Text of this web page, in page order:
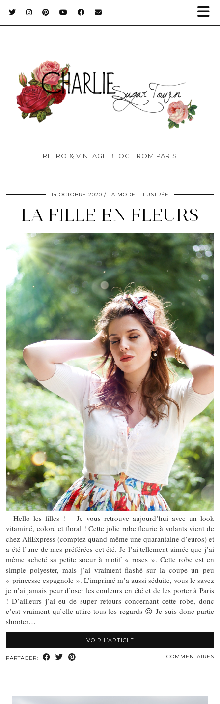
RETRO & VINTAGE BLOG FROM PARIS
14 OCTOBRE 2020 LA MODE ILLUSTRÉE
LA FILLE EN FLEURS
Hello les filles ! Je vous retrouve aujourd’hui avec un look
vitaminé, coloré et floral ! Cette jolie robe fleurie à volants vient de
chez AliExpress (comptez quand même une quarantaine d’euros) et
a été l’une de mes préférées cet été. Je l’ai tellement aimée que j’ai
même acheté sa petite soeur à motif « roses ». Cette robe est en
simple polyester, mais j’ai vraiment flashé sur la coupe un peu
« princesse espagnole ». L’imprimé m’a aussi séduite, vous le savez
je n’ai jamais peur d’oser les couleurs en été et de les porter à Paris
! D’ailleurs j’ai eu de super retours concernant cette robe, donc
c’est vraiment qu’elle attire tous les regards 😉 Je suis donc partie
shooter…
VOIR L’ARTICLE
PARTAGER: COMMENTAIRES